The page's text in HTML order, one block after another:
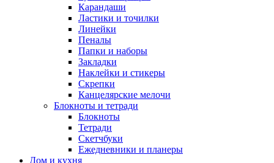
Карандаши
Ластики и точилки
Линейки
Пеналы
Папки и наборы
Закладки
Наклейки и стикеры
Скрепки
Канцелярские мелочи
Блокноты и тетради
Блокноты
Тетради
Скетчбуки
Ежедневники и планеры
Дом и кухня